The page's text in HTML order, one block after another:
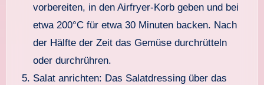
vorbereiten, in den Airfryer-Korb geben und bei
etwa 200°C für etwa 30 Minuten backen. Nach
der Hälfte der Zeit das Gemüse durchrütteln
oder durchrühren.
Salat anrichten: Das Salatdressing über das